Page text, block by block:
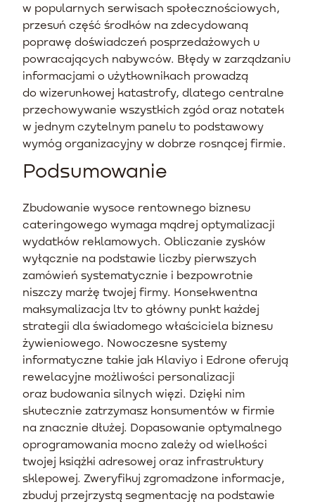
w popularnych serwisach społecznościowych,
przesuń część środków na zdecydowaną
poprawę doświadczeń posprzedażowych u
powracających nabywców. Błędy w zarządzaniu
informacjami o użytkownikach prowadzą
do wizerunkowej katastrofy, dlatego centralne
przechowywanie wszystkich zgód oraz notatek
w jednym czytelnym panelu to podstawowy
wymóg organizacyjny w dobrze rosnącej firmie.
Podsumowanie
Zbudowanie wysoce rentownego biznesu
cateringowego wymaga mądrej optymalizacji
wydatków reklamowych. Obliczanie zysków
wyłącznie na podstawie liczby pierwszych
zamówień systematycznie i bezpowrotnie
niszczy marżę twojej firmy. Konsekwentna
maksymalizacja ltv to główny punkt każdej
strategii dla świadomego właściciela biznesu
żywieniowego. Nowoczesne systemy
informatyczne takie jak Klaviyo i Edrone oferują
rewelacyjne możliwości personalizacji
oraz budowania silnych więzi. Dzięki nim
skutecznie zatrzymasz konsumentów w firmie
na znacznie dłużej. Dopasowanie optymalnego
oprogramowania mocno zależy od wielkości
twojej książki adresowej oraz infrastruktury
sklepowej. Zweryfikuj zgromadzone informacje,
zbuduj przejrzystą segmentację na podstawie